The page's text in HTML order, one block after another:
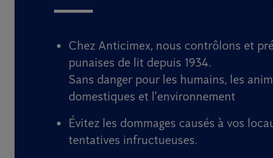
Chez Anticimex, nous contrôlons et
punaises de lit depuis 1934.
Sans danger pour les humains, les
domestiques et l'environnement
Évitez les dommages causés à vos
tentatives infructueuses.